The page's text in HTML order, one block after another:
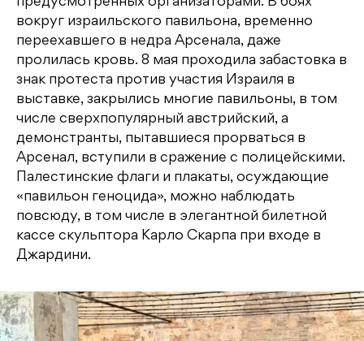
вокруг израильского павильона, временно
переехавшего в недра Арсенала, даже
пролилась кровь. 8 мая проходила забастовка в
знак протеста против участия Израиля в
выставке, закрылись многие павильоны, в том
числе сверхпопулярный австрийский, а
демонстранты, пытавшиеся прорваться в
Арсенал, вступили в сражение с полицейскими.
Палестинские флаги и плакаты, осуждающие
«павильон геноцида», можно наблюдать
повсюду, в том числе в элегантной билетной
кассе скульптора Карло Скарпа при входе в
Джардини.